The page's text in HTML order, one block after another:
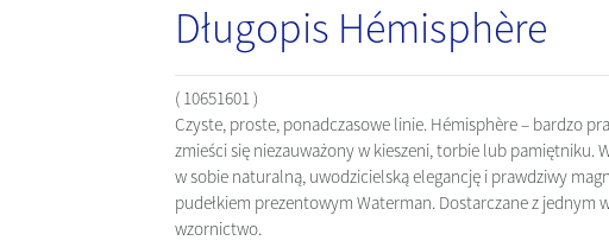
Długopis Hémisphère
( 10651601 )
Czyste, proste, ponadczasowe linie. Hémisphère – bardzo
zmieści się niezauważony w kieszeni, torbie lub pamiętniku.
w sobie naturalną, uwodzicielską elegancję i prawdziwy
pudełkiem prezentowym Waterman. Dostarczane z jednym
wzornictwo.